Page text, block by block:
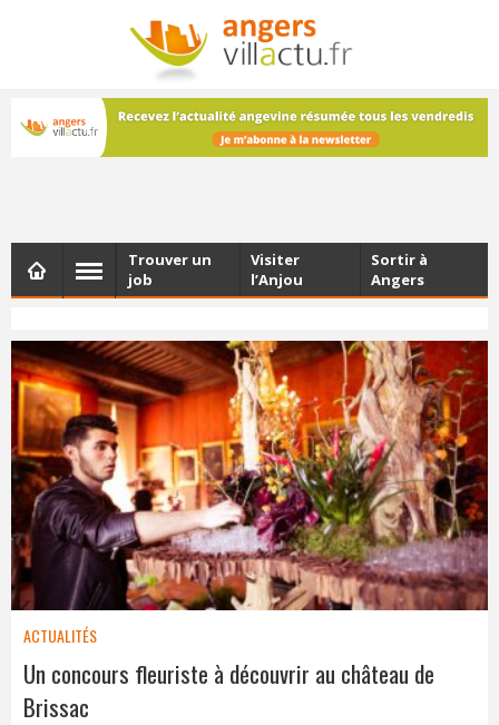
NEWSLETTER
Les dernières actualités d'Angers, chaque vendredi dans
votre boîte e-mail
Trouver un
job
Visiter
l’Anjou
Sortir à
Angers
ACTUALITÉS
Un concours fleuriste à découvrir au château de
Brissac